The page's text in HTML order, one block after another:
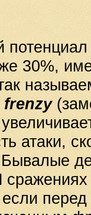
30%,
frenzy
атаки,
перед